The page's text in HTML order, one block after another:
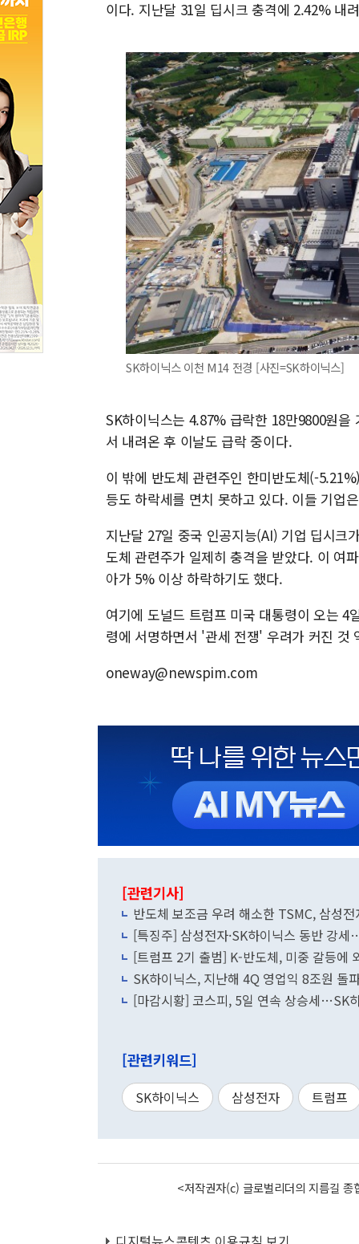
이다. 지난달 31일 딥시크 충격에 2.42% 내
SK하이닉스 이천 M14 전경 [사진=SK하이닉스]
SK하이닉스는 4.87% 급락한 18만9800원
서 내려온 후 이날도 급락 중이다.
이 밖에 반도체 관련주인 한미반도체(-
등도 하락세를 면치 못하고 있다. 이들 기업
지난달 27일 중국 인공지능(AI) 기업 딥시크
도체 관련주가 일제히 충격을 받았다. 이 여
아가 5% 이상 하락하기도 했다.
여기에 도널드 트럼프 미국 대통령이 오는
령에 서명하면서 '관세 전쟁' 우려가 커진 것
oneway@newspim.com
[관련기사]
반도체 보조금 우려 해소한 TSMC, 삼성
[특징주] 삼성전자·SK하이닉스 동반 강
[트럼프 2기 출범] K-반도체, 미중 갈등에
SK하이닉스, 지난해 4Q 영업익 8조원 돌
[마감시황] 코스피, 5일 연속 상승세…SK
[관련키워드]
SK하이닉스 삼성전자 트럼프
<저작권자(c) 글로벌리더의 지름길